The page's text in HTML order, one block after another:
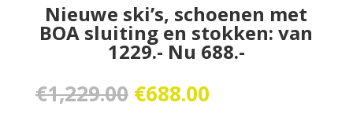
Nieuwe ski’s, schoenen met
BOA sluiting en stokken: van
1229.- Nu 688.-
€1,229.00 Oorspronkelijke
prijs
€688.00Huidige